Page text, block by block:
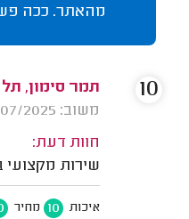
מהאתר. ככה
תמר סימון,
משוב: 30/07/2025
חוות דעת:
שירות מקצועי
איכות 10 מחיר
10